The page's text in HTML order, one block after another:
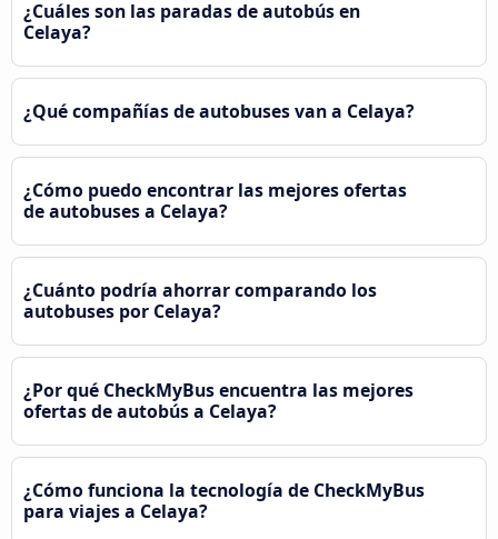
¿Cuáles son las paradas de autobús en
Celaya?
¿Qué compañías de autobuses van a Celaya?
¿Cómo puedo encontrar las mejores ofertas
de autobuses a Celaya?
¿Cuánto podría ahorrar comparando los
autobuses por Celaya?
¿Por qué CheckMyBus encuentra las mejores
ofertas de autobús a Celaya?
¿Cómo funciona la tecnología de CheckMyBus
para viajes a Celaya?